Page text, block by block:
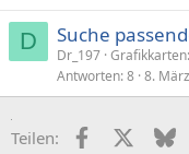
D Suche
Dr_197
Antworten 8 8.
Teilen: Facebook
X